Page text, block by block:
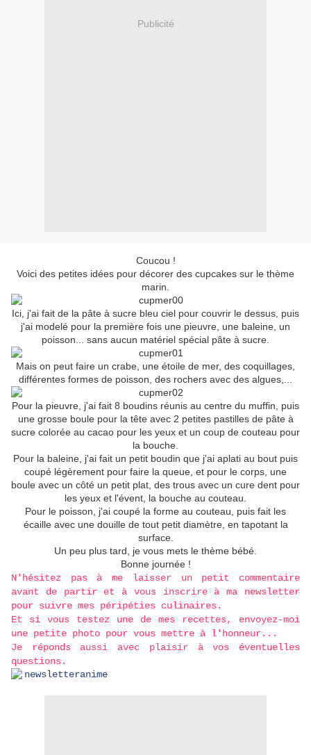
Publicité
Coucou !
Voici des petites idées pour décorer des cupcakes sur le thème
marin.
Ici, j'ai fait de la pâte à sucre bleu ciel pour couvrir le dessus, puis
j'ai modelé pour la première fois une pieuvre, une baleine, un
poisson... sans aucun matériel spécial pâte à sucre.
Mais on peut faire un crabe, une étoile de mer, des coquillages,
différentes formes de poisson, des rochers avec des algues,...
Pour la pieuvre, j'ai fait 8 boudins réunis au centre du muffin, puis
une grosse boule pour la tête avec 2 petites pastilles de pâte à
sucre colorée au cacao pour les yeux et un coup de couteau pour
la bouche.
Pour la baleine, j'ai fait un petit boudin que j'ai aplati au bout puis
coupé légèrement pour faire la queue, et pour le corps, une
boule avec un côté un petit plat, des trous avec un cure dent pour
les yeux et l'évent, la bouche au couteau.
Pour le poisson, j'ai coupé la forme au couteau, puis fait les
écaille avec une douille de tout petit diamètre, en tapotant la
surface.
Un peu plus tard, je vous mets le thème bébé.
Bonne journée !
N'hésitez pas à me laisser un petit commentaire
avant de partir et à vous inscrire à ma newsletter
pour suivre mes péripéties culinaires.
Et si vous testez une de mes recettes, envoyez-moi
une petite photo pour vous mettre à l'honneur...
Je réponds aussi avec plaisir à vos éventuelles
questions.